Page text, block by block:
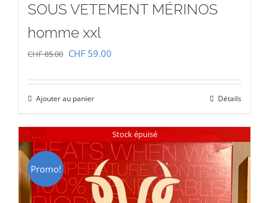
SOUS VETEMENT MÉRINOS
homme xxl
CHF85.00 Le
était :
CHF 85.00.
CHF 59.00
CHF 59.00.
Ajouter au panier Détails
Stock épuisé
Promo!